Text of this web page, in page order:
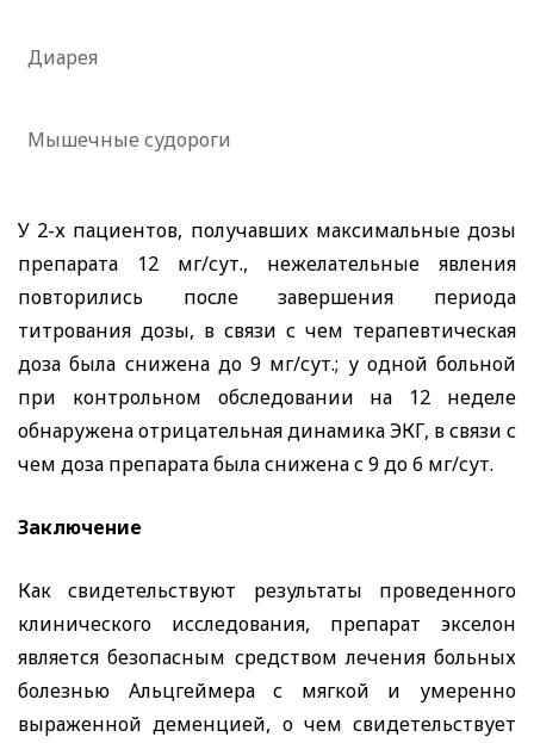
Диарея
Мышечные судороги
У 2-х пациентов, получавших максимальные дозы
препарата 12 мг/сут., нежелательные явления
повторились после завершения периода
титрования дозы, в связи с чем терапевтическая
доза была снижена до 9 мг/сут.; у одной больной
при контрольном обследовании на 12 неделе
обнаружена отрицательная динамика ЭКГ, в связи с
чем доза препарата была снижена с 9 до 6 мг/сут.
Заключение
Как свидетельствуют результаты проведенного
клинического исследования, препарат экселон
является безопасным средством лечения больных
болезнью Альцгеймера с мягкой и умеренно
выраженной деменцией, о чем свидетельствует